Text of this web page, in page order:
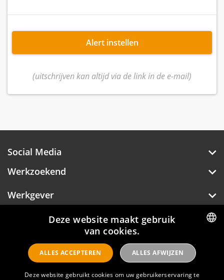
Alert instellen
(uitschrijven kan altijd via de link in de e-mail)
Social Media
Werkzoekend
Werkgever
Over Hotelprofessionals
Hotelprofessionals
DUTCH
ENGLISH
Deze website maakt gebruik
van cookies.
Deze website gebruikt cookies om uw gebruikerservaring te
ALLES ACCEPTEREN ALLES AFWIJZEN